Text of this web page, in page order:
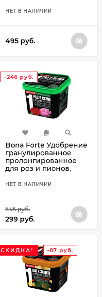
НЕТ В НАЛИЧИИ
495 руб.
-246 руб.
Bona Forte Удобрение
гранулированное
пролонгированное
для роз и пионов,
НЕТ В НАЛИЧИИ
545руб.
299 руб.
СКИДКА! -87 руб.